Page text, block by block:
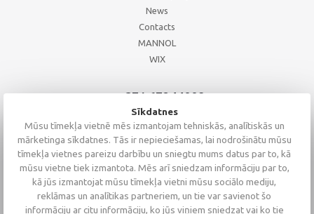
News
Contacts
MANNOL
WIX
+371 67244008
+371 67271055
+371 26002793
Sīkdatnes
Mūsu tīmekļa vietnē mēs izmantojam tehniskās, analītiskās un
mārketinga sīkdatnes. Tās ir nepieciešamas, lai nodrošinātu mūsu
tīmekļa vietnes pareizu darbību un sniegtu mums datus par to, kā
mūsu vietne tiek izmantota. Mēs arī sniedzam informāciju par to,
kā jūs izmantojat mūsu tīmekļa vietni mūsu sociālo mediju,
reklāmas un analītikas partneriem, un tie var savienot šo
informāciju ar citu informāciju, ko jūs viņiem sniedzat vai ko tie